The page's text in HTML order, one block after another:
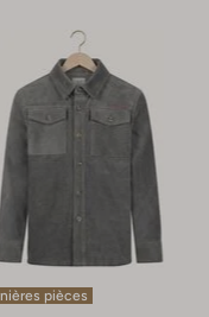
pièces